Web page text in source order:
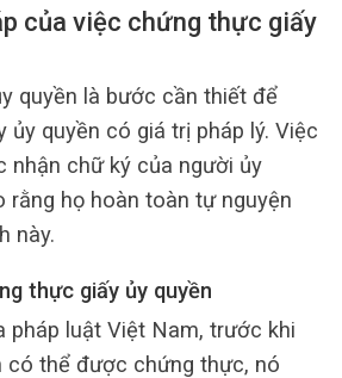
của việc chứng thực giấy
quyền là bước cần thiết để
ủy quyền có giá trị pháp lý. Việc
nhận chữ ký của người ủy
rằng họ hoàn toàn tự nguyện
này.
thực giấy ủy quyền
pháp luật Việt Nam, trước khi
có thể được chứng thực, nó